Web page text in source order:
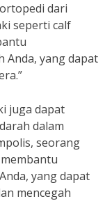
dari
seperti calf
Anda, yang dapat
juga dapat
dalam
seorang
yang dapat
mencegah